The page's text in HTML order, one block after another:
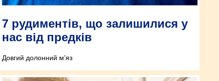
7 рудиментів, що залишилися у
нас від предків
Довгий долонний м’яз